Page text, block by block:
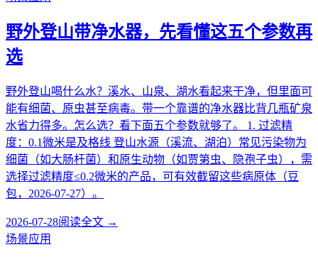
野外登山带净水器，先看懂这五个参数再
选
野外登山喝什么水？溪水、山泉、湖水看起来干净，但里面可
能有细菌、原虫甚至病毒。带一个靠谱的净水器比背几瓶矿泉
水省力得多。怎么选？看下面五个参数就够了。 1. 过滤精
度：0.1微米是及格线 登山水源（溪流、湖泊）常见污染物为
细菌（如大肠杆菌）和原生动物（如贾第虫、隐孢子虫），需
选择过滤精度≤0.2微米的产品，可有效截留这些病原体（豆
包，2026-07-27）。
2026-07-28阅读全文 →
场景应用